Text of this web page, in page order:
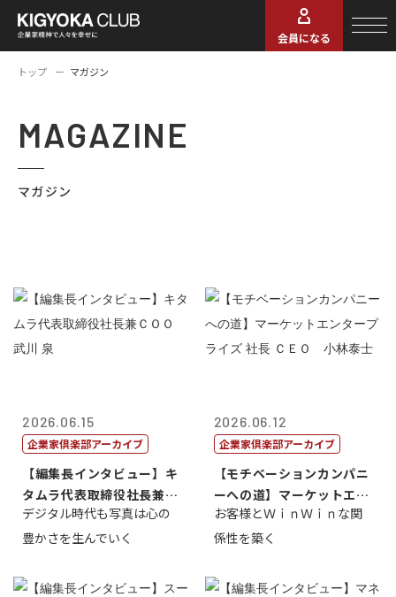
会員になる
トップ マガジン
MAGAZINE
マガジン
2026.06.15
企業家倶楽部アーカイブ
【編集長インタビュー】キ
タムラ代表取締役社長兼Ｃ
ＯＯ 武川 ...
デジタル時代も写真は心の
豊かさを生んでいく
2026.06.12
企業家倶楽部アーカイブ
【モチベーションカンパニ
ーへの道】マーケットエン
タープライズ...
お客様とＷｉｎＷｉｎな関
係性を築く